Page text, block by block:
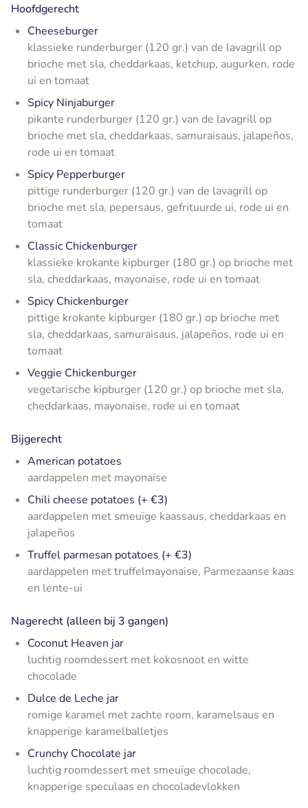
Hoofdgerecht
Cheeseburger
klassieke runderburger (120 gr.) van de lavagrill op
brioche met sla, cheddarkaas, ketchup, augurken, rode
ui en tomaat
Spicy Ninjaburger
pikante runderburger (120 gr.) van de lavagrill op
brioche met sla, cheddarkaas, samuraisaus, jalapeños,
rode ui en tomaat
Spicy Pepperburger
pittige runderburger (120 gr.) van de lavagrill op
brioche met sla, pepersaus, gefrituurde ui, rode ui en
tomaat
Classic Chickenburger
klassieke krokante kipburger (180 gr.) op brioche met
sla, cheddarkaas, mayonaise, rode ui en tomaat
Spicy Chickenburger
pittige krokante kipburger (180 gr.) op brioche met
sla, cheddarkaas, samuraisaus, jalapeños, rode ui en
tomaat
Veggie Chickenburger
vegetarische kipburger (120 gr.) op brioche met sla,
cheddarkaas, mayonaise, rode ui en tomaat
Bijgerecht
American potatoes
aardappelen met mayonaise
Chili cheese potatoes (+ €3)
aardappelen met smeuïge kaassaus, cheddarkaas en
jalapeños
Truffel parmesan potatoes (+ €3)
aardappelen met truffelmayonaise, Parmezaanse kaas
en lente-ui
Nagerecht (alleen bij 3 gangen)
Coconut Heaven jar
luchtig roomdessert met kokosnoot en witte
chocolade
Dulce de Leche jar
romige karamel met zachte room, karamelsaus en
knapperige karamelballetjes
Crunchy Chocolate jar
luchtig roomdessert met smeuïge chocolade,
knapperige speculaas en chocoladevlokken